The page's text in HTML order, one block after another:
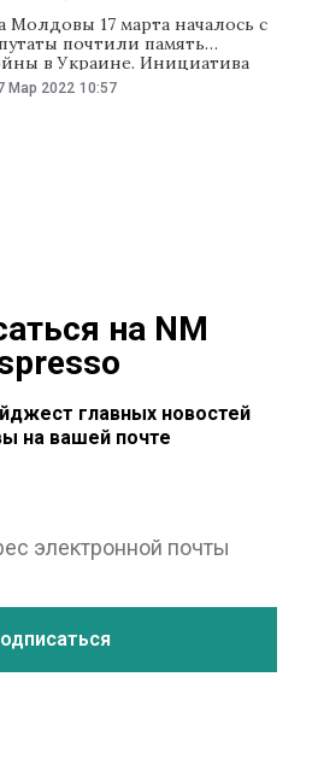
Молдовы 17 марта началось с
почтили память
в Украине. Инициатива
парламента Игоря Гросу. «Мы
следим за происходящем в
Мар 2022 10:57
на NM
главных новостей
на вашей почте